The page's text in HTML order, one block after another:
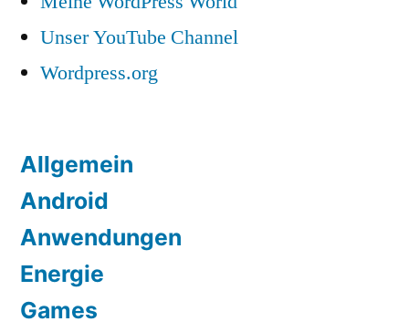
Unser YouTube Channel
Wordpress.org
Allgemein
Android
Anwendungen
Energie
Games